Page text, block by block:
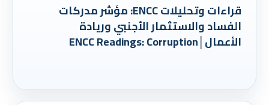
قراءات وتحليلات ENCC: مؤشر مدركات
الفساد والاستثمار الأجنبي وريادة
الأعمال│ENCC Readings: Corruption